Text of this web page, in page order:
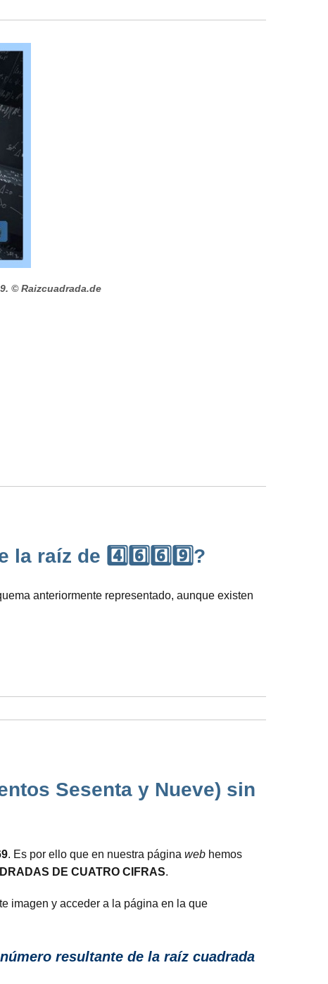
© Raizcuadrada.de
raíz de 4️⃣6️⃣6️⃣9️⃣?
anteriormente representado, aunque existen
Sesenta y Nueve) sin
. Es por ello que en nuestra página web hemos
DE CUATRO CIFRAS.
imagen y acceder a la página en la que
resultante de la raíz cuadrada